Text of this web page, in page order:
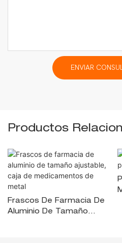
ENVIAR
Productos
Frascos De Farmacia De
Aluminio De Tamaño